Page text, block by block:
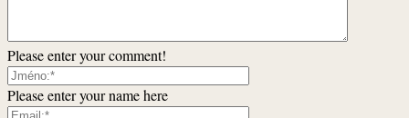
Please enter your comment!
Please enter your name here